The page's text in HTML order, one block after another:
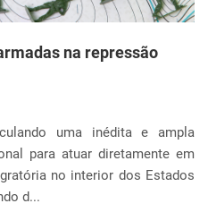
uma inédita e ampla
para atuar diretamente em
no interior dos Estados
d...